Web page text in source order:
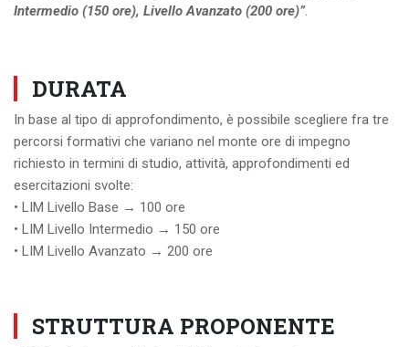
Intermedio (150 ore), Livello Avanzato (200 ore)”.
DURATA
In base al tipo di approfondimento, è possibile scegliere fra tre
percorsi formativi che variano nel monte ore di impegno
richiesto in termini di studio, attività, approfondimenti ed
esercitazioni svolte:
• LIM Livello Base → 100 ore
• LIM Livello Intermedio → 150 ore
• LIM Livello Avanzato → 200 ore
STRUTTURA PROPONENTE